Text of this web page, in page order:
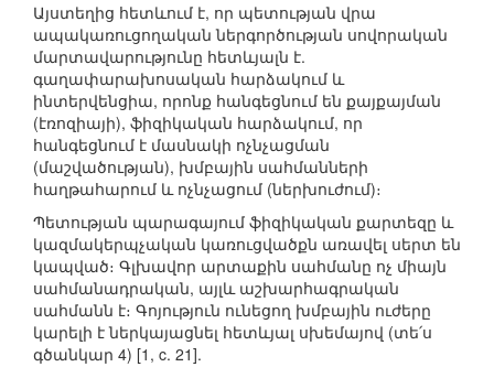
Այստեղից հետևում է, որ պետության վրա
ապակառուցողական ներգործության սովորական
մարտավարությունը հետևյալն է.
գաղափարախոսական հարձակում և
ինտերվենցիա, որոնք հանգեցնում են քայքայման
(էռոզիայի), ֆիզիկական հարձակում, որ
հանգեցնում է մասնակի ոչնչացման
(մաշվածության), խմբային սահմանների
հաղթահարում և ոչնչացում (ներխուժում)։
Պետության պարագայում ֆիզիկական քարտեզը և
կազմակերպչական կառուցվածքն առավել սերտ են
կապված։ Գլխավոր արտաքին սահմանը ոչ միայն
սահմանադրական, այլև աշխարհագրական
սահմանն է։ Գոյություն ունեցող խմբային ուժերը
կարելի է ներկայացնել հետևյալ սխեմայով (տե՛ս
գծանկար 4) [1, c. 21].